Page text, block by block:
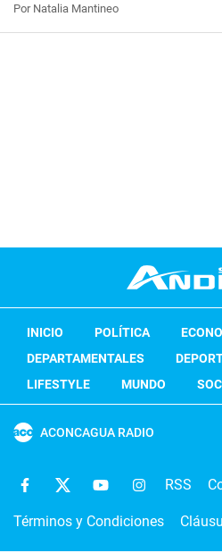
Por Natalia Mantineo
INICIO POLÍTICA
DEPARTAMENTALES
LIFESTYLE
MUNDO
ACONCAGUA RADIO
RSS
Términos y Condiciones